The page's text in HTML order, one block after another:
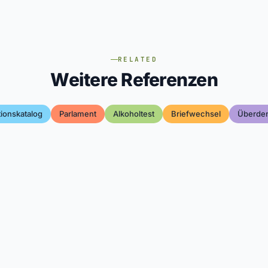
RELATED
Weitere Referenzen
Parlament Alkoholtest Briefwechsel